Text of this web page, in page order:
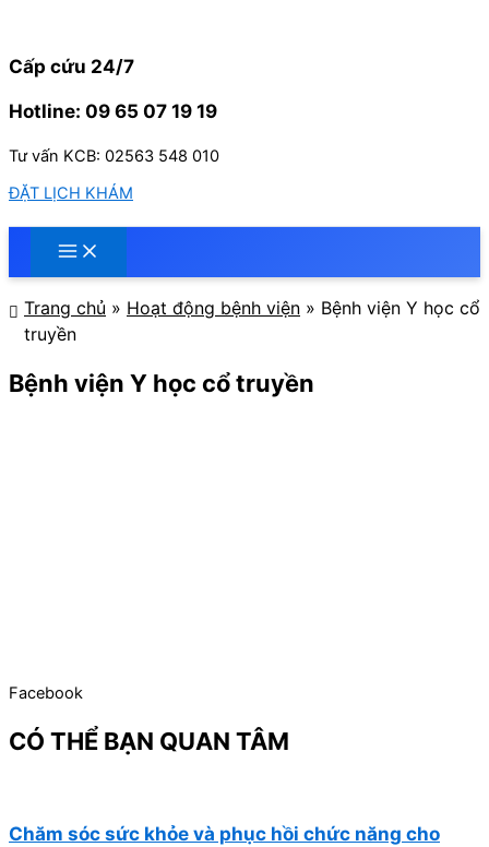
nội
Cấp cứu 24/7
Hotline: 09 65 07 19 19
Tư vấn KCB: 02563 548 010
ĐẶT LỊCH KHÁM
Trang chủ » Hoạt động bệnh viện » Bệnh viện Y học cổ
truyền
Bệnh viện Y học cổ truyền
Facebook
CÓ THỂ BẠN QUAN TÂM
Chăm sóc sức khỏe và phục hồi chức năng cho